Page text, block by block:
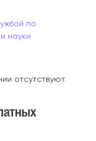
по
науки
отсутствуют.